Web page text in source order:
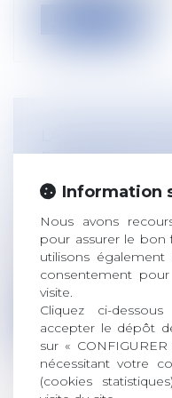
RÉSULTATS DE
POUR 2019
Droit du travail -
protection
Pour améliorer
Parlement, la
temps, de...
Lire la suite
Information
Nous avons
pour assurer le
utilisons
consentement
visite.
Cliquez ci-
accepter le dépôt
sur «
nécessitant votre
(cookies